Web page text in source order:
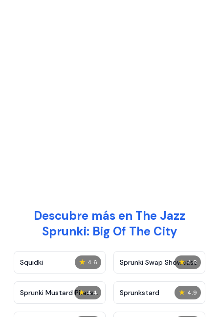
Descubre más en The Jazz
Sprunki: Big Of The City
★ 4.6
Squidki ★ 4.8
Sprunki Swap Showcase
★ 4.4
Sprunki Mustard Phase
2
★ 4.9
Sprunkstard